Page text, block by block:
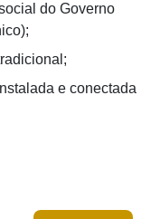
do Governo
e conectada